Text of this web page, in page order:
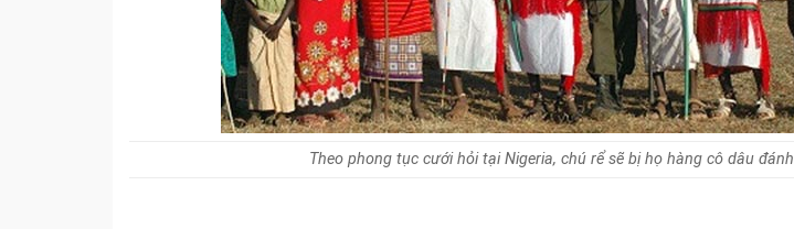
Theo phong tục cưới hỏi tại Nigeria, chú rể sẽ bị họ hàng cô dâu đánh